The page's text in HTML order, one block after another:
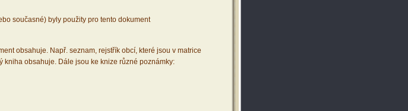
současné) byly použity pro tento dokument
obsahuje. Např. seznam, rejstřík obcí, které jsou v matrice
kniha obsahuje. Dále jsou ke knize různé poznámky: